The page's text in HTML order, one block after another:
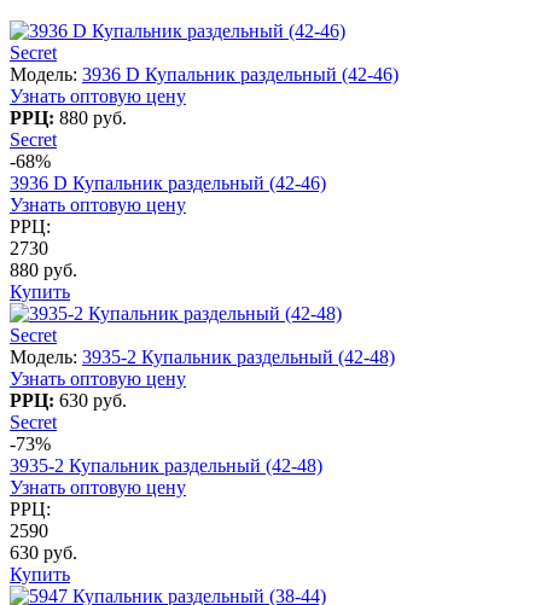
Secret
Модель: 3936 D Купальник раздельный (42-46)
Узнать оптовую цену
РРЦ: 880 руб.
Secret
-68%
3936 D Купальник раздельный (42-46)
Узнать оптовую цену
РРЦ:
2730
880 руб.
Купить
Secret
Модель: 3935-2 Купальник раздельный (42-48)
Узнать оптовую цену
РРЦ: 630 руб.
Secret
-73%
3935-2 Купальник раздельный (42-48)
Узнать оптовую цену
РРЦ:
2590
630 руб.
Купить